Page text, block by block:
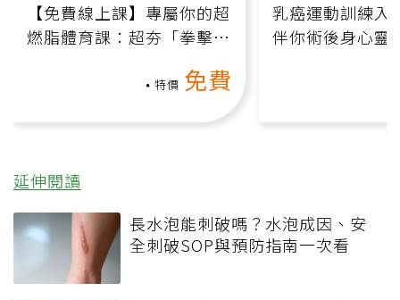
【免費線上課】專屬你的超
燃脂體育課：超夯「拳擊有
特價 免費
乳癌運動訓練入
伴你術後身心靈
延伸閱讀
長水泡能刺破嗎？水泡成因、安
全刺破SOP與預防指南一次看